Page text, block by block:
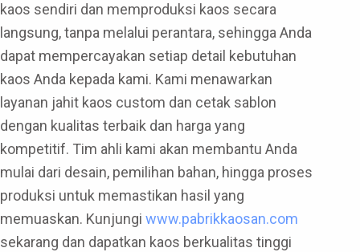
kaos sendiri dan memproduksi kaos secara
langsung, tanpa melalui perantara, sehingga Anda
dapat mempercayakan setiap detail kebutuhan
kaos Anda kepada kami. Kami menawarkan
layanan jahit kaos custom dan cetak sablon
dengan kualitas terbaik dan harga yang
kompetitif. Tim ahli kami akan membantu Anda
mulai dari desain, pemilihan bahan, hingga proses
produksi untuk memastikan hasil yang
memuaskan. Kunjungi www.pabrikkaosan.com
sekarang dan dapatkan kaos berkualitas tinggi